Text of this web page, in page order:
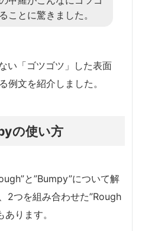
ことに驚きました。
い「ゴツゴツ」した表面
例文を紹介しました。
の使い方
と”Bumpy”について解
2つを組み合わせた”Rough
ります。